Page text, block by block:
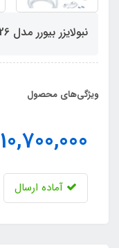
نبولایزر بیورر مدل IH26
ویژگی‌های محصول
10,700,000
آماده ارسال